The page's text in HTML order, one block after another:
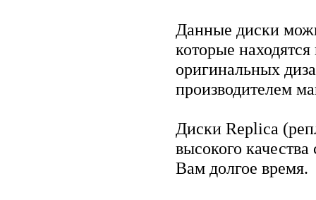
Данные диски
которые
оригинальных
производителем
Диски Replica
высокого
Вам долгое время.